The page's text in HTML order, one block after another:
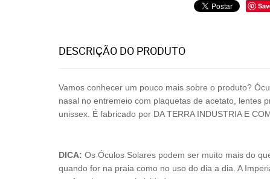
DESCRIÇÃO DO PRODUTO
Vamos conhecer um pouco mais sobre o produto?
nasal no entremeio com plaquetas de acetato, lentes
unissex. É fabricado por DA TERRA INDUSTRIA E
DICA: Os Óculos Solares podem ser muito mais do
quando for na praia como no uso do dia a dia. A